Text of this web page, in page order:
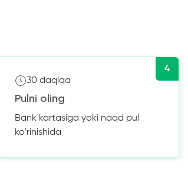
4
30 daqiqa
Pulni oling
Bank kartasiga yoki naqd pul
ko’rinishida